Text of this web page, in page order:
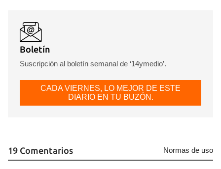
Boletín
Suscripción al boletín semanal de ‘14ymedio’.
CADA VIERNES, LO MEJOR DE ESTE
DIARIO EN TU BUZÓN.
19 Comentarios Normas de uso